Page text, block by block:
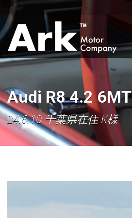
Audi R8 4.2 6MT
24.6.10 千葉県在住 K様